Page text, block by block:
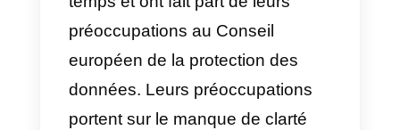
L’API WhatsApp Business,
d’autre part, est constituée de
clés d’accès qui permettent à des